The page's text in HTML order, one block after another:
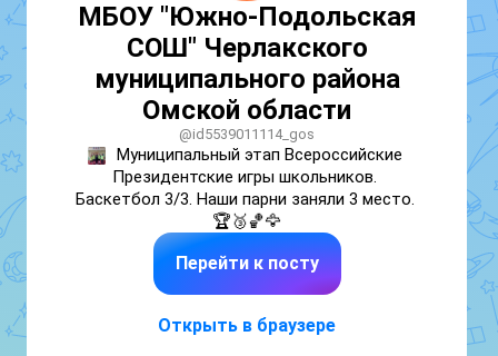
МБОУ "Южно-Подольская
СОШ" Черлакского
муниципального района
Омской области
@id5539011114_gos
Муниципальный этап Всероссийские
Президентские игры школьников.
Баскетбол 3/3. Наши парни заняли 3 место.
🏆🥉🏀🦅
Перейти к посту
Открыть в браузере